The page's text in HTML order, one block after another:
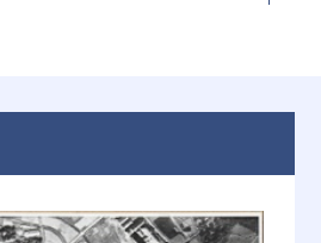
学校、浦和市立六辻小学
開校。